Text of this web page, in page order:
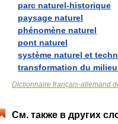
parc naturel-historique
paysage naturel
phénomène naturel
pont naturel
système naturel et
transformation du
Dictionnaire français-allemand
См. также в других